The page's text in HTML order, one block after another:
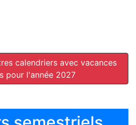
calendriers avec vacances
pour l'année 2027